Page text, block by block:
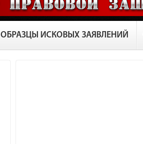
ОБРАЗЦЫ ИСКОВЫХ ЗАЯВЛЕНИЙ